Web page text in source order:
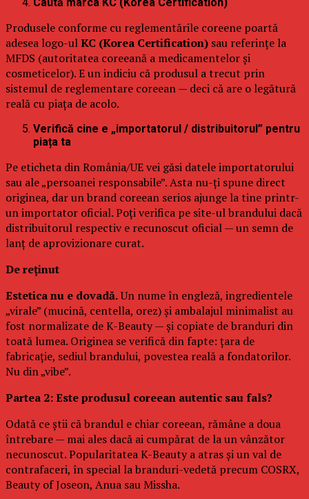
Produsele conforme cu reglementările coreene poartă
adesea logo-ulKC (Korea Certification) sau referințe la
MFDS (autoritatea coreeană a medicamentelor și
cosmeticelor). E un indiciu că produsul a trecut prin
sistemul de reglementare coreean — deci că are o legătură
reală cu piața de acolo.
Verifică cine e „importatorul / distribuitorul” pentru
piața ta
Pe eticheta din România/UE vei găsi datele importatorului
sau ale „persoanei responsabile”. Asta nu-ți spune direct
originea, dar un brand coreean serios ajunge la tine printr-
un importator oficial. Poți verifica pe site-ul brandului dacă
distribuitorul respectiv e recunoscut oficial — un semn de
lanț de aprovizionare curat.
De reținut
Estetica nu e dovadă.Un nume în engleză, ingredientele
„virale” (mucină, centella, orez) și ambalajul minimalist au
fost normalizate de K-Beauty — și copiate de branduri din
toată lumea. Originea se verifică din fapte: țara de
fabricație, sediul brandului, povestea reală a fondatorilor.
Nu din „vibe”.
Partea 2: Este produsul coreean autentic sau fals?
Odată ce știi că brandul e chiar coreean, rămâne a doua
întrebare — mai ales dacă ai cumpărat de la un vânzător
necunoscut. Popularitatea K-Beauty a atras și un val de
contrafaceri, în special la branduri-vedetă precum COSRX,
Beauty of Joseon, Anua sau Missha.